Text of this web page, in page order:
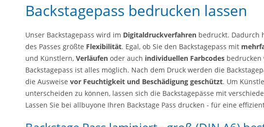
Backstagepass bedrucken lassen
Unser Backstagepass wird im Digitaldruckverfahren bedruckt. Dadurch
des Passes größte Flexibilität. Egal, ob Sie den Backstagepass mit
und Künstlern, Verläufen oder auch individuellen Farbcodes
Backstagepass ist alles möglich. Nach dem Druck werden die
die Ausweise vor Feuchtigkeit und Beschädigung geschützt. Um
unterscheiden zu können, lassen sich die Backstagepässe mit
Lassen Sie bei allbuyone Ihren Backstage Pass drucken - für eine